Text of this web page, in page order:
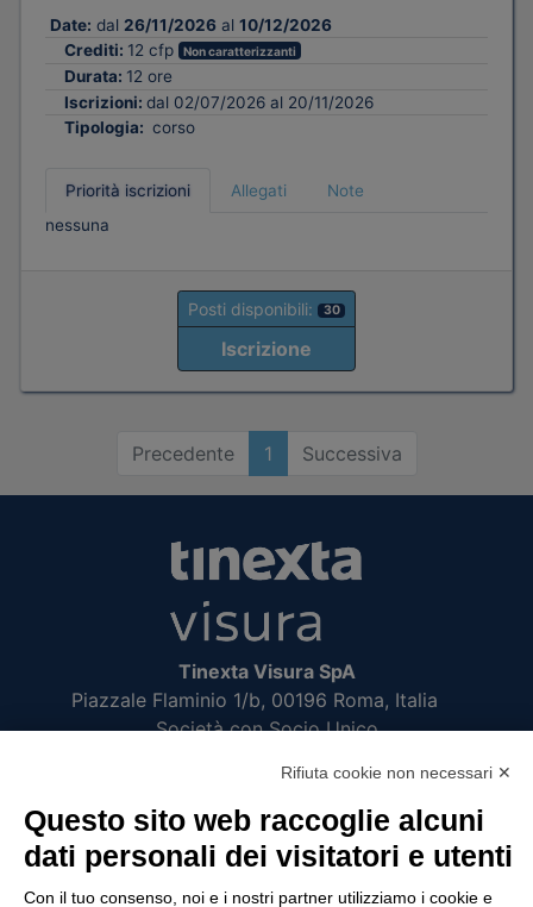
Date: dal 26/11/2026 al 10/12/2026
Crediti: 12 cfp Non caratterizzanti
Durata: 12 ore
Iscrizioni: dal 02/07/2026 al 20/11/2026
Tipologia: corso
Priorità iscrizioni Allegati
Note
nessuna
Posti disponibili: 30
Iscrizione
Precedente 1 Successiva
Tinexta Visura SpA
Piazzale Flaminio 1/b, 00196 Roma, Italia
Società con Socio Unico
di Tinexta SpA
P.IVA 05338771008 REA n. 877679
UTILITÀ
Rifiuta cookie non necessari ✕
Questo sito web raccoglie alcuni
dati personali dei visitatori e utenti
Con il tuo consenso, noi e i nostri partner utilizziamo i cookie e